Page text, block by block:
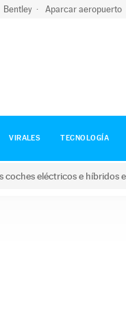
Bentley Aparcar aeropuerto
VIRALES TECNOLOGÍA
eléctricos e híbridos